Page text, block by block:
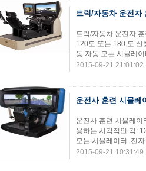
트럭/자동차 운전자
트럭/자동차 운전자
120도 또는 180 도 신
동 자동 모는 시뮬레
2015-09-21 21:01:02
운전사 훈련 시뮬레
운전사 훈련 시뮬레
용하는 시각적인 각:
모는 시뮬레이터. 전
2015-09-21 10:31:49